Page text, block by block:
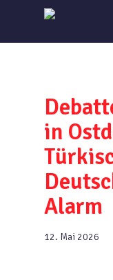
main
in
Alarm
12. Mai 2026